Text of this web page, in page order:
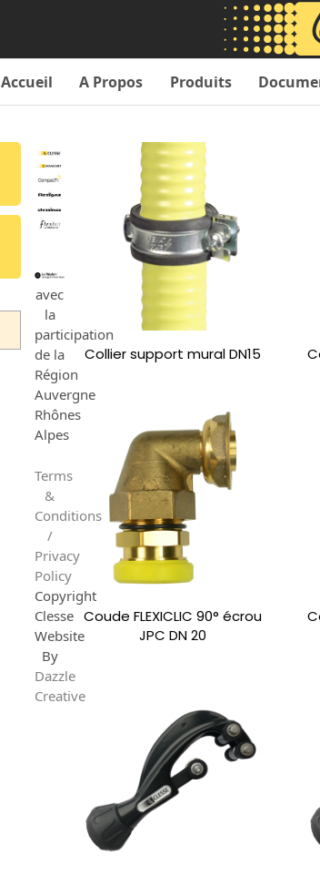
Accueil A Propos Produits
Collier support mural DN15
Coude FLEXICLIC 90° écrou
JPC DN 20
avec
la
participation
de la
Région
Auvergne
Rhônes
Alpes
Terms
&
Conditions
/
Privacy
Policy
Copyright
Clesse
Website
By
Dazzle
Creative